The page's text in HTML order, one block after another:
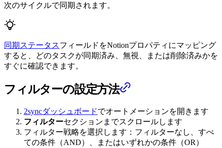
次のサイクルで同期されます。
同期ステータスフィールドをNotionプロパティにマッピング
すると、どのタスクが同期済み、無視、または削除済みかを
すぐに確認できます。
フィルターの設定方法
2syncダッシュボードでオートメーションを開きます
フィルターセクションまでスクロールします
フィルター戦略を選択します：フィルターなし、すべ
ての条件（AND）、またはいずれかの条件（OR）